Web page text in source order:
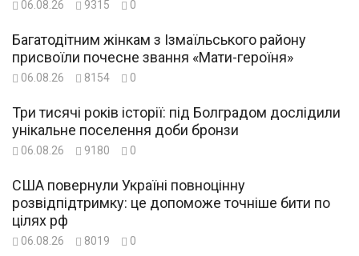
06.08.26 9315 0
Багатодітним жінкам з Ізмаїльського району
присвоїли почесне звання «Мати-героїня»
06.08.26 8154 0
Три тисячі років історії: під Болградом дослідили
унікальне поселення доби бронзи
06.08.26 9180 0
США повернули Україні повноцінну
розвідпідтримку: це допоможе точніше бити по
цілях рф
06.08.26 8019 0